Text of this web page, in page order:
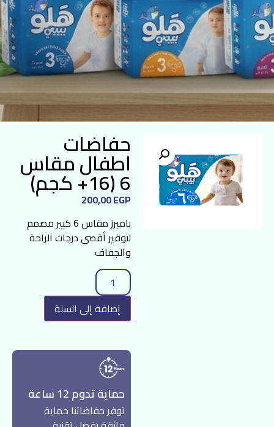
حفاضات
اطفال مقاس
6 (16+ كجم) 200,00EGP
بامبرز مقاس 6 كبير مصمم
لتوفير أقصى درجات الراحة
والجفاف
إضافة إلى السلة
حماية تدوم 12 ساعة
توفر حفاضاتنا حماية